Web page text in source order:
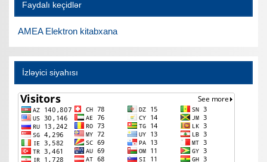
Faydalı keçidlər
AMEA Elektron kitabxana
İzləyici siyahısı